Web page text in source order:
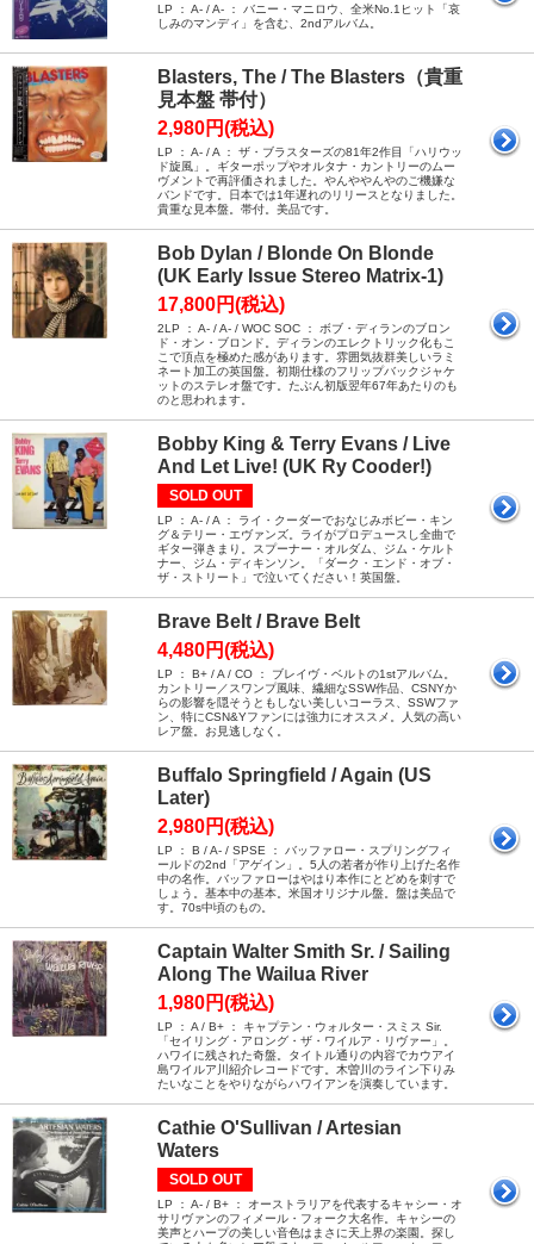
LP ： A- / A- ： バニー・マニロウ、全米No.1ヒット「哀
しみのマンディ」を含む、2ndアルバム。
Blasters, The / The Blasters（貴重
見本盤 帯付）
2,980円(税込)
LP ： A- / A ： ザ・ブラスターズの81年2作目「ハリウッ
ド旋風」。ギターポップやオルタナ・カントリーのムー
ヴメントで再評価されました。やんややんやのご機嫌な
バンドです。日本では1年遅れのリリースとなりました。
貴重な見本盤。帯付。美品です。
Bob Dylan / Blonde On Blonde
(UK Early Issue Stereo Matrix-1)
17,800円(税込)
2LP ： A- / A- / WOC SOC ： ボブ・ディランのブロン
ド・オン・ブロンド。ディランのエレクトリック化もこ
こで頂点を極めた感があります。雰囲気抜群美しいラミ
ネート加工の英国盤。初期仕様のフリップバックジャケ
ットのステレオ盤です。たぶん初版翌年67年あたりのも
のと思われます。
Bobby King & Terry Evans / Live
And Let Live! (UK Ry Cooder!)
SOLD OUT
LP ： A- / A ： ライ・クーダーでおなじみボビー・キン
グ＆テリー・エヴァンズ。ライがプロデュースし全曲で
ギター弾きまり。スプーナー・オルダム、ジム・ケルト
ナー、ジム・ディキンソン。「ダーク・エンド・オブ・
ザ・ストリート」で泣いてください！英国盤。
Brave Belt / Brave Belt
4,480円(税込)
LP ： B+ / A / CO ： ブレイヴ・ベルトの1stアルバム。
カントリー／スワンプ風味、繊細なSSW作品、CSNYか
らの影響を隠そうともしない美しいコーラス、SSWファ
ン、特にCSN&Yファンには強力にオススメ。人気の高い
レア盤。お見逃しなく。
Buffalo Springfield / Again (US
Later)
2,980円(税込)
LP ： B / A- / SPSE ： バッファロー・スプリングフィ
ールドの2nd「アゲイン」。5人の若者が作り上げた名作
中の名作。バッファローはやはり本作にとどめを刺すで
しょう。基本中の基本。米国オリジナル盤。盤は美品で
す。70s中頃のもの。
Captain Walter Smith Sr. / Sailing
Along The Wailua River
1,980円(税込)
LP ： A / B+ ： キャプテン・ウォルター・スミス Sir.
「セイリング・アロング・ザ・ワイルア・リヴァー」。
ハワイに残された奇盤。タイトル通りの内容でカウアイ
島ワイルア川紹介レコードです。木曽川のライン下りみ
たいなことをやりながらハワイアンを演奏しています。
Cathie O'Sullivan / Artesian
Waters
SOLD OUT
LP ： A- / B+ ： オーストラリアを代表するキャシー・オ
サリヴァンのフィメール・フォーク大名作。キャシーの
美声とハープの美しい音色はまさに天上界の楽園。探し